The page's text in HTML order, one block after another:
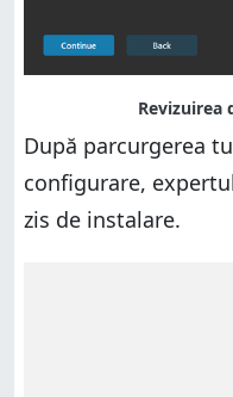
După parcurgerea
configurare,
zis de instalare.